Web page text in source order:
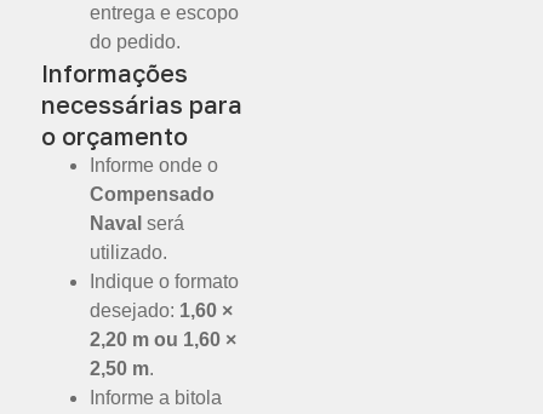
entrega e escopo
do pedido.
Informações
necessárias para
o orçamento
Informe onde o
Compensado
Naval será
utilizado.
Indique o formato
desejado: 1,60 ×
2,20 m ou 1,60 ×
2,50 m.
Informe a bitola